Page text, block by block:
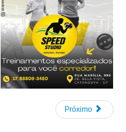
Próximo